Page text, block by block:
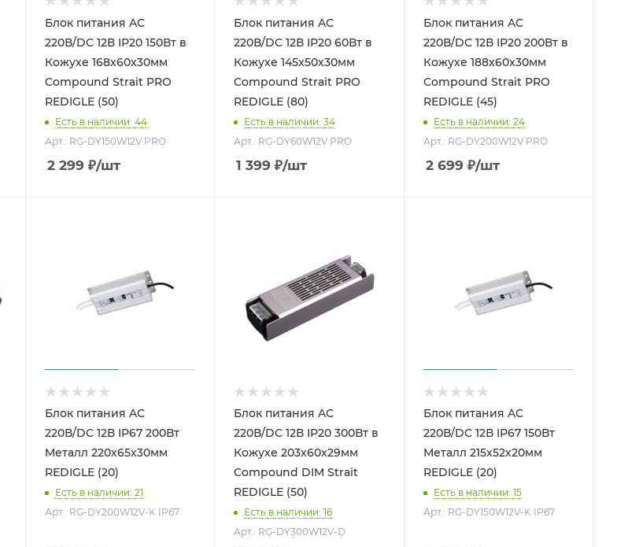
Блок питания AC
220В/DC 12В IP20 150Вт в
Кожухе 168x60x30мм
Compound Strait PRO
REDIGLE (50)
Есть в наличии: 44
Арт.: RG-DY150W12V PRO
2 299 ₽/шт
Блок питания AC
220В/DC 12В IP20 60Вт в
Кожухе 145x50x30мм
Compound Strait PRO
REDIGLE (80)
Есть в наличии: 34
Арт.: RG-DY60W12V PRO
1 399 ₽/шт
Блок питания AC
220В/DC 12В IP20 200Вт в
Кожухе 188x60x30мм
Compound Strait PRO
REDIGLE (45)
Есть в наличии: 24
Арт.: RG-DY200W12V PRO
2 699 ₽/шт
Блок питания AC
220В/DC 12В IP67 200Вт
Металл 220х65х30мм
REDIGLE (20)
Есть в наличии: 21
Арт.: RG-DY200W12V-K IP67
Блок питания AC
220В/DC 12В IP20 300Вт в
Кожухе 203x60x29мм
Compound DIM Strait
REDIGLE (50)
Есть в наличии: 16
Арт.: RG-DY300W12V-D
Блок питания AC
220В/DC 12В IP67 150Вт
Металл 215х52х20мм
REDIGLE (20)
Есть в наличии: 15
Арт.: RG-DY150W12V-K IP67